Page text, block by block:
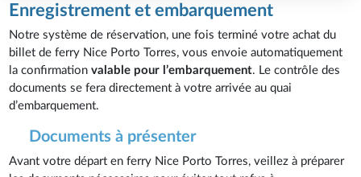
Enregistrement et embarquement
Notre système de réservation, une fois terminé votre achat du
billet de ferry Nice Porto Torres, vous envoie automatiquement
la confirmationvalable pour l’embarquement. Le contrôle des
documents se fera directement à votre arrivée au quai
d’embarquement.
Documents à présenter
Avant votre départ en ferry Nice Porto Torres, veillez à préparer